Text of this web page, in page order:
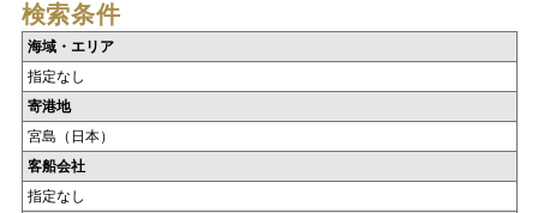
検索条件
海域・エリア
指定なし
寄港地
宮島（日本）
客船会社
指定なし